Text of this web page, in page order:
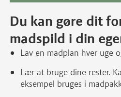
Du kan gøre dit
madspild i din
Lav en madplan hver uge
Lær at bruge dine rester.
eksempel bruges i